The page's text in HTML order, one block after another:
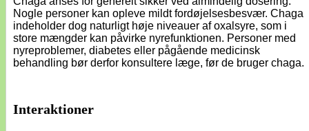
Nogle personer kan opleve mildt fordøjelsesbesvær. Chaga
indeholder dog naturligt høje niveauer af oxalsyre, som i
store mængder kan påvirke nyrefunktionen. Personer med
nyreproblemer, diabetes eller pågående medicinsk
behandling bør derfor konsultere læge, før de bruger chaga.
Interaktioner